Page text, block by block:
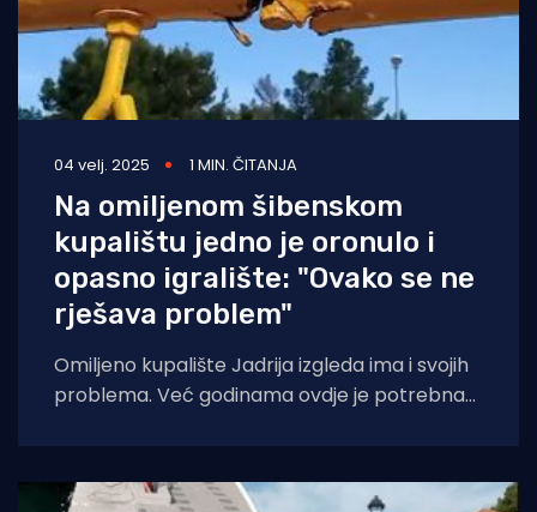
04 velj. 2025 1 MIN. ČITANJA
Na omiljenom šibenskom
kupalištu jedno je oronulo i
opasno igralište: "Ovako se ne
rješava problem"
Omiljeno kupalište Jadrija izgleda ima i svojih
problema. Već godinama ovdje je potrebna